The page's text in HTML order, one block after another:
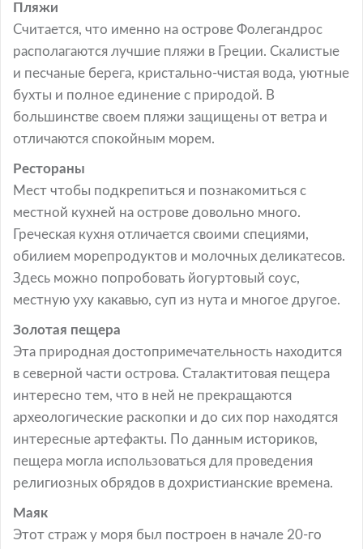
Пляжи
Считается, что именно на острове Фолегандрос
располагаются лучшие пляжи в Греции. Скалистые
и песчаные берега, кристально-чистая вода, уютные
бухты и полное единение с природой. В
большинстве своем пляжи защищены от ветра и
отличаются спокойным морем.
Рестораны
Мест чтобы подкрепиться и познакомиться с
местной кухней на острове довольно много.
Греческая кухня отличается своими специями,
обилием морепродуктов и молочных деликатесов.
Здесь можно попробовать йогуртовый соус,
местную уху какавью, суп из нута и многое другое.
Золотая пещера
Эта природная достопримечательность находится
в северной части острова. Сталактитовая пещера
интересно тем, что в ней не прекращаются
археологические раскопки и до сих пор находятся
интереcные артефакты. По данным историков,
пещера могла использоваться для проведения
религиозных обрядов в дохристианские времена.
Маяк
Этот страж у моря был построен в начале 20-го